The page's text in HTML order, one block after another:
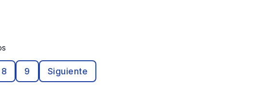
8 9 Siguiente